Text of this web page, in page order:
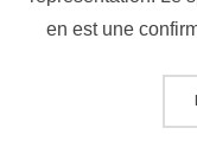
en est une